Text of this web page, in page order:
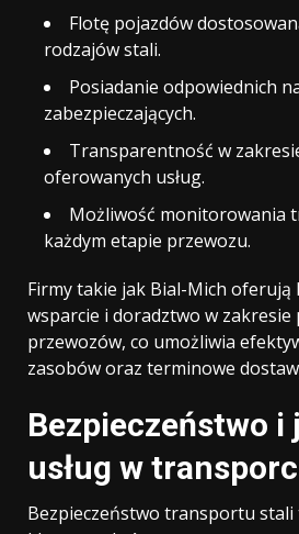
Flotę pojazdów
rodzajów stali.
Posiadanie odpowiednich
zabezpieczających.
Transparentność w
oferowanych usług.
Możliwość monitorowania
każdym etapie przewozu.
Firmy takie jak Bial-Mich oferują
wsparcie i doradztwo w zakresie
przewozów, co umożliwia
zasobów oraz terminowe
Bezpieczeństwo i
usług w
Bezpieczeństwo transportu stali